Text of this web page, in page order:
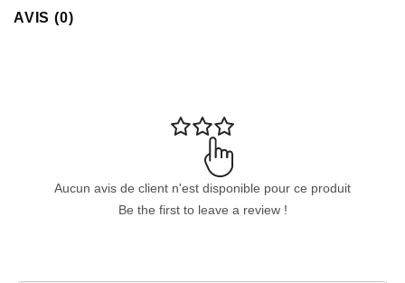
AVIS (0)
Aucun avis de client n'est disponible pour ce produit
Be the first to leave a review !